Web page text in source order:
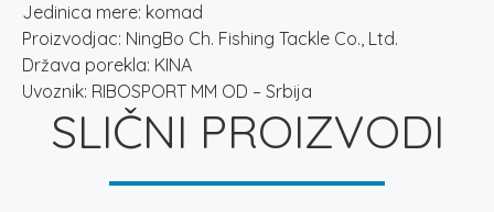
Jedinica mere: komad
Proizvodjac: NingBo Ch. Fishing Tackle Co., Ltd.
Država porekla: KINA
Uvoznik: RIBOSPORT MM OD – Srbija
SLIČNI PROIZVODI